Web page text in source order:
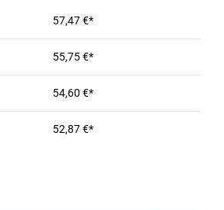
57,47 €*
55,75 €*
54,60 €*
52,87 €*